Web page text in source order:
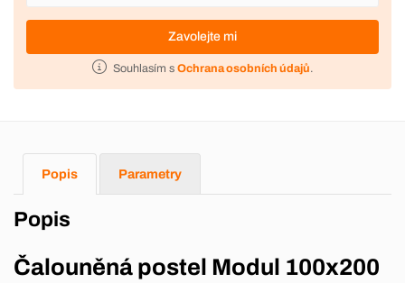
Zavolejte mi
Souhlasím s Ochrana osobních údajů.
Popis Parametry
Popis
Čalouněná postel Modul 100x200